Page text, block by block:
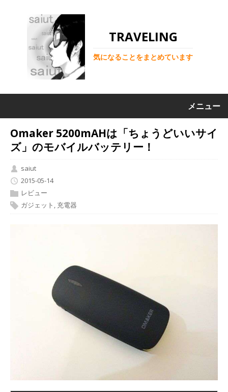
TRAVELING
気になることをまとめています
メニュー
Omaker 5200mAHは「ちょうどいいサイ
ズ」のモバイルバッテリー！
saiut
2015-05-14
レビュー
ガジェット , 充電器